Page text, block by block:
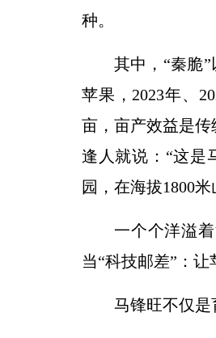
种。
其中，“秦脆
苹果，2023年、
亩，亩产效益是传
逢人就说：“这是
园，在海拔1800
一个个洋溢
当“科技邮差”：
马锋旺不仅是